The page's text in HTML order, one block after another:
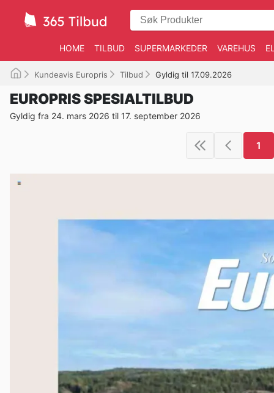
HOME TILBUD SUPERMARKEDER VAREHUS
Kundeavis Europris Tilbud Gyldig til 17.09.2026
EUROPRIS SPESIALTILBUD
Gyldig fra 24. mars 2026 til 17. september 2026
1